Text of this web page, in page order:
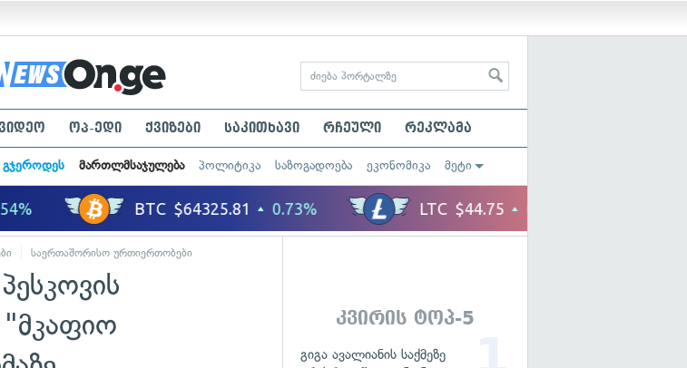
ოპ-ედი ქვიზები საკითხავი რჩეული რეკლამა
გჯეროდეს მართლმსაჯულება პოლიტიკა საზოგადოება ეკონომიკა მეტი
საერთაშორისო ურთიერთობები
"მკაფიო
კვირის ტოპ-5
გიგა ავალიანის საქმეზე